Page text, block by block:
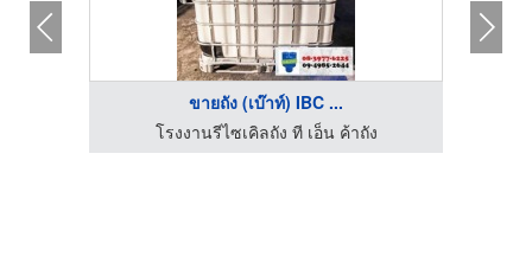
ขายถัง (เบ๊าท์) IBC ...
โรงงานรีไซเคิลถัง ที เอ็น ค้าถัง